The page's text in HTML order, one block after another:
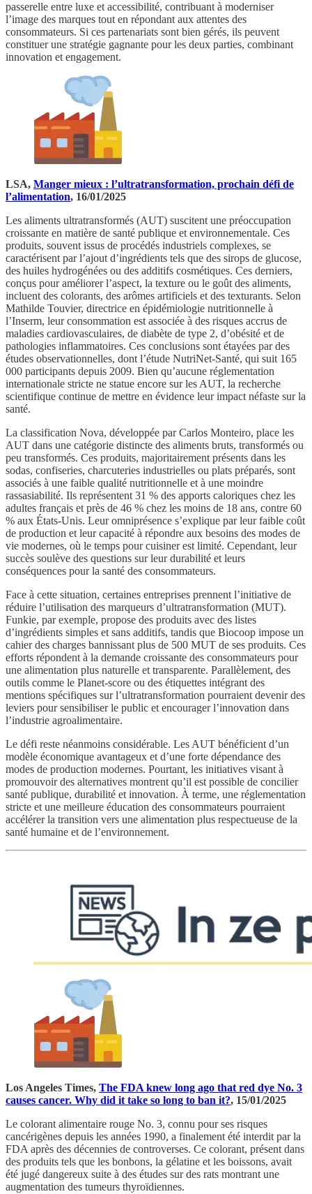
passerelle entre luxe et accessibilité, contribuant à moderniser
l’image des marques tout en répondant aux attentes des
consommateurs. Si ces partenariats sont bien gérés, ils peuvent
constituer une stratégie gagnante pour les deux parties, combinant
innovation et engagement.
LSA, Manger mieux : l’ultratransformation, prochain défi de
l’alimentation, 16/01/2025
Les aliments ultratransformés (AUT) suscitent une préoccupation
croissante en matière de santé publique et environnementale. Ces
produits, souvent issus de procédés industriels complexes, se
caractérisent par l’ajout d’ingrédients tels que des sirops de glucose,
des huiles hydrogénées ou des additifs cosmétiques. Ces derniers,
conçus pour améliorer l’aspect, la texture ou le goût des aliments,
incluent des colorants, des arômes artificiels et des texturants. Selon
Mathilde Touvier, directrice en épidémiologie nutritionnelle à
l’Inserm, leur consommation est associée à des risques accrus de
maladies cardiovasculaires, de diabète de type 2, d’obésité et de
pathologies inflammatoires. Ces conclusions sont étayées par des
études observationnelles, dont l’étude NutriNet-Santé, qui suit 165
000 participants depuis 2009. Bien qu’aucune réglementation
internationale stricte ne statue encore sur les AUT, la recherche
scientifique continue de mettre en évidence leur impact néfaste sur la
santé.
La classification Nova, développée par Carlos Monteiro, place les
AUT dans une catégorie distincte des aliments bruts, transformés ou
peu transformés. Ces produits, majoritairement présents dans les
sodas, confiseries, charcuteries industrielles ou plats préparés, sont
associés à une faible qualité nutritionnelle et à une moindre
rassasiabilité. Ils représentent 31 % des apports caloriques chez les
adultes français et près de 46 % chez les moins de 18 ans, contre 60
% aux États-Unis. Leur omniprésence s’explique par leur faible coût
de production et leur capacité à répondre aux besoins des modes de
vie modernes, où le temps pour cuisiner est limité. Cependant, leur
succès soulève des questions sur leur durabilité et leurs
conséquences pour la santé des consommateurs.
Face à cette situation, certaines entreprises prennent l’initiative de
réduire l’utilisation des marqueurs d’ultratransformation (MUT).
Funkie, par exemple, propose des produits avec des listes
d’ingrédients simples et sans additifs, tandis que Biocoop impose un
cahier des charges bannissant plus de 500 MUT de ses produits. Ces
efforts répondent à la demande croissante des consommateurs pour
une alimentation plus naturelle et transparente. Parallèlement, des
outils comme le Planet-score ou des étiquettes intégrant des
mentions spécifiques sur l’ultratransformation pourraient devenir des
leviers pour sensibiliser le public et encourager l’innovation dans
l’industrie agroalimentaire.
Le défi reste néanmoins considérable. Les AUT bénéficient d’un
modèle économique avantageux et d’une forte dépendance des
modes de production modernes. Pourtant, les initiatives visant à
promouvoir des alternatives montrent qu’il est possible de concilier
santé publique, durabilité et innovation. À terme, une réglementation
stricte et une meilleure éducation des consommateurs pourraient
accélérer la transition vers une alimentation plus respectueuse de la
santé humaine et de l’environnement.
Los Angeles Times, The FDA knew long ago that red dye No. 3
causes cancer. Why did it take so long to ban it?, 15/01/2025
Le colorant alimentaire rouge No. 3, connu pour ses risques
cancérigènes depuis les années 1990, a finalement été interdit par la
FDA après des décennies de controverses. Ce colorant, présent dans
des produits tels que les bonbons, la gélatine et les boissons, avait
été jugé dangereux suite à des études sur des rats montrant une
augmentation des tumeurs thyroïdiennes.